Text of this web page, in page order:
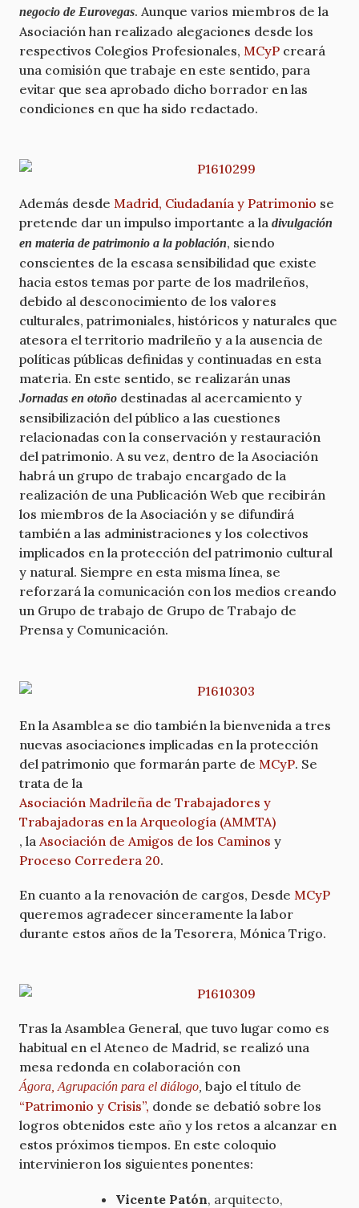
negocio de Eurovegas. Aunque varios miembros de la
Asociación han realizado alegaciones desde los
respectivos Colegios Profesionales, MCyP creará
una comisión que trabaje en este sentido, para
evitar que sea aprobado dicho borrador en las
condiciones en que ha sido redactado.
Además desde Madrid, Ciudadanía y Patrimonio se
pretende dar un impulso importante a la divulgación
en materia de patrimonio a la población, siendo
conscientes de la escasa sensibilidad que existe
hacia estos temas por parte de los madrileños,
debido al desconocimiento de los valores
culturales, patrimoniales, históricos y naturales que
atesora el territorio madrileño y a la ausencia de
políticas públicas definidas y continuadas en esta
materia. En este sentido, se realizarán unas
Jornadas en otoño destinadas al acercamiento y
sensibilización del público a las cuestiones
relacionadas con la conservación y restauración
del patrimonio. A su vez, dentro de la Asociación
habrá un grupo de trabajo encargado de la
realización de una Publicación Web que recibirán
los miembros de la Asociación y se difundirá
también a las administraciones y los colectivos
implicados en la protección del patrimonio cultural
y natural. Siempre en esta misma línea, se
reforzará la comunicación con los medios creando
un Grupo de trabajo de Grupo de Trabajo de
Prensa y Comunicación.
En la Asamblea se dio también la bienvenida a tres
nuevas asociaciones implicadas en la protección
del patrimonio que formarán parte de MCyP. Se
trata de la
Asociación Madrileña de Trabajadores y
Trabajadoras en la Arqueología (AMMTA)
, la Asociación de Amigos de los Caminos y
Proceso Corredera 20.
En cuanto a la renovación de cargos, Desde MCyP
queremos agradecer sinceramente la labor
durante estos años de la Tesorera, Mónica Trigo.
Tras la Asamblea General, que tuvo lugar como es
habitual en el Ateneo de Madrid, se realizó una
mesa redonda en colaboración con
Ágora, Agrupación para el diálogo bajo el título de
“Patrimonio y Crisis”, donde se debatió sobre los
logros obtenidos este año y los retos a alcanzar en
estos próximos tiempos. En este coloquio
intervinieron los siguientes ponentes:
Vicente Patón, arquitecto,